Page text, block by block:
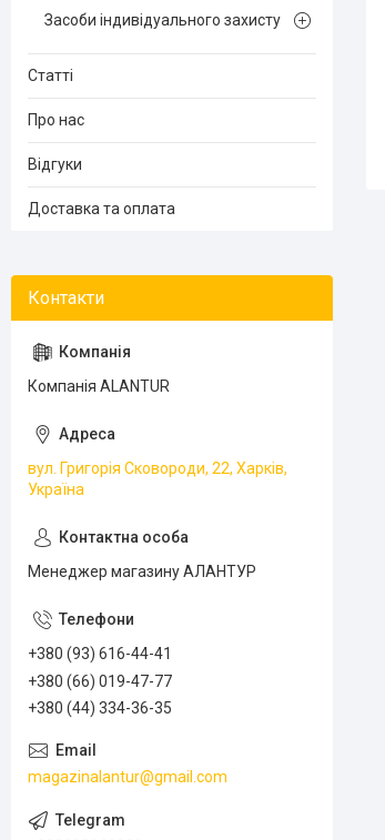
Засоби індивідуального захисту
Статті
Про нас
Відгуки
Доставка та оплата
Компанія ALANTUR
вул. Григорія Сковороди, 22, Харків,
Україна
Менеджер магазину АЛАНТУР
+380 (93) 616-44-41
+380 (66) 019-47-77
+380 (44) 334-36-35
magazinalantur@gmail.com